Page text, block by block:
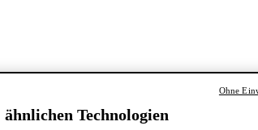
Technologien
Ohne